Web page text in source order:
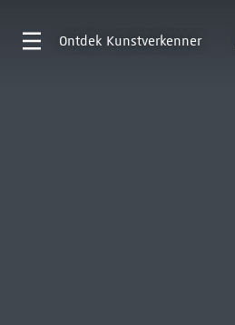
Ontdek Kunstverkenner